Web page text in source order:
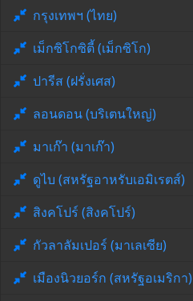
กรุงเทพฯ (ไทย)
เม็กซิโกซิตี้ (เม็กซิโก)
ปารีส (ฝรั่งเศส)
ลอนดอน (บริเตนใหญ่)
มาเก๊า (มาเก๊า)
ดูไบ (สหรัฐอาหรับเอมิเรตส์)
สิงคโปร์ (สิงคโปร์)
กัวลาลัมเปอร์ (มาเลเซีย)
เมืองนิวยอร์ก (สหรัฐอเมริกา)